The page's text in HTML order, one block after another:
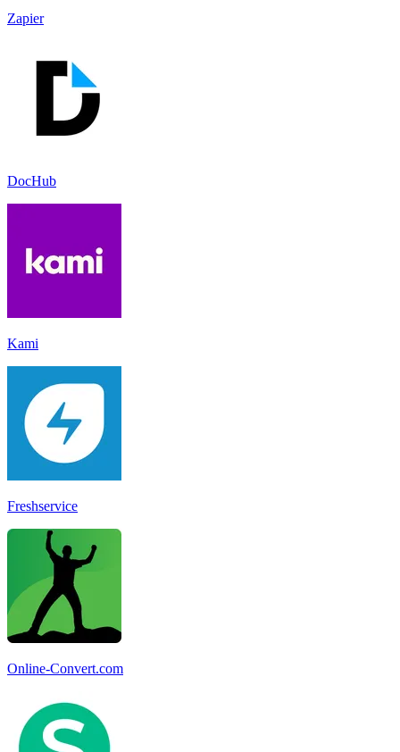
Zapier
DocHub
Kami
Freshservice
Online-Convert.com